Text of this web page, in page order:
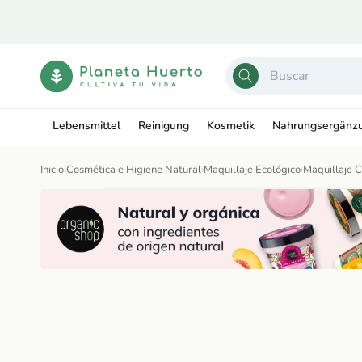
Lebensmittel Reinigung Kosmetik
Inicio›Cosmética e Higiene Natural›Maquillaje Ecológico›Maquillaje
Ir
a la
información
del producto
elemento
multimedia
−20%